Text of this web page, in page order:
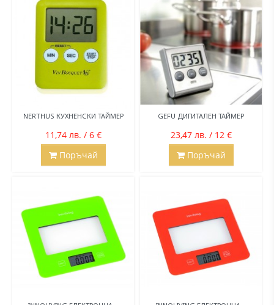
NERTHUS КУХНЕНСКИ ТАЙМЕР
11,74 лв. / 6 €
Поръчай
GEFU ДИГИТАЛЕН ТАЙМЕР
23,47 лв. / 12 €
Поръчай